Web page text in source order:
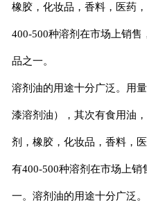
橡胶，化妆品，香料，医药
400-500种溶剂在市场上销售
品之一。
溶剂油的用途十分广泛。用
漆溶剂油），其次有食用油
剂，橡胶，化妆品，香料，
有400-500种溶剂在市场上销
一。溶剂油的用途十分广泛